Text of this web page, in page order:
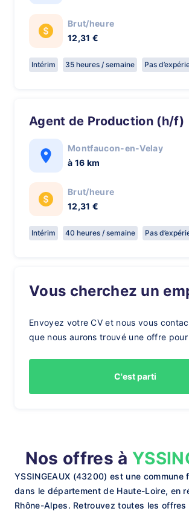
Brut/heure
12,31 €
Intérim 35 heures / semaine Pas
Agent de Production (h/f)
Montfaucon-en-Velay
à 16 km
Brut/heure
12,31 €
Intérim 40 heures / semaine Pas
Vous cherchez un
Envoyez votre CV et nous vous
que nous aurons trouvé une offre pour
C'est parti
Nos offres à
YSSINGEAUX (43200) est une commune
dans le département de Haute-Loire, en
Rhône-Alpes. Retrouvez toutes les